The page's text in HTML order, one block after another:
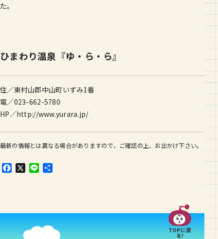
た。
ひまわり温泉『ゆ・ら・ら』
住／東村山郡中山町いずみ1番
電／023-662-5780
HP ／http://www.yurara.jp/
最新の情報とは異なる場合がありますので、ご確認の上、お出かけ下さい。
F
o
o
k
X
L
TOPに戻
る!